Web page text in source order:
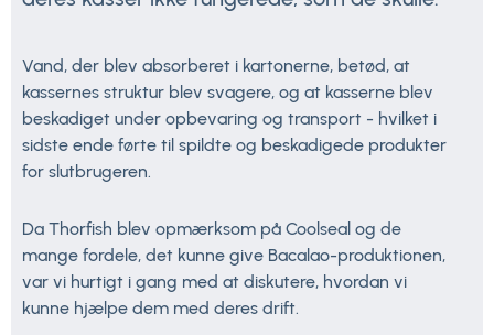
Vand, der blev absorberet i kartonerne, betød, at
kassernes struktur blev svagere, og at kasserne blev
beskadiget under opbevaring og transport - hvilket i
sidste ende førte til spildte og beskadigede produkter
for slutbrugeren.
Da Thorfish blev opmærksom på Coolseal og de
mange fordele, det kunne give Bacalao-produktionen,
var vi hurtigt i gang med at diskutere, hvordan vi
kunne hjælpe dem med deres drift.